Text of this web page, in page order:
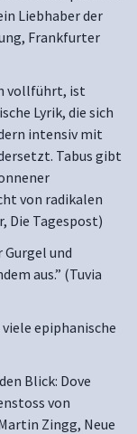
Liebhaber der
Frankfurter
vollführt, ist
Lyrik, die sich
intensiv mit
Tabus gibt
von radikalen
Die Tagespost)
Gurgel und
aus.” (Tuvia
epiphanische
Blick: Dove
von
Zingg, Neue